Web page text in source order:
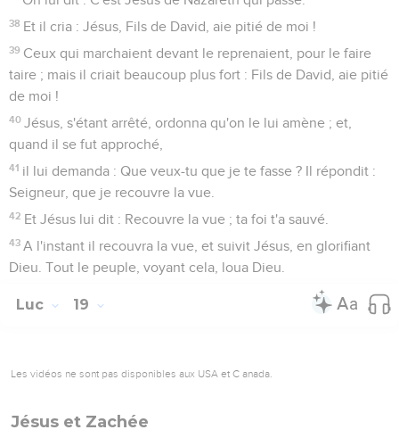
38 Et il cria : Jésus, Fils de David, aie pitié de moi !
39 Ceux qui marchaient devant le reprenaient, pour le faire
taire ; mais il criait beaucoup plus fort : Fils de David, aie pitié
de moi !
40 Jésus, s'étant arrêté, ordonna qu'on le lui amène ; et,
quand il se fut approché,
41 il lui demanda : Que veux-tu que je te fasse ? Il répondit :
Seigneur, que je recouvre la vue.
42 Et Jésus lui dit : Recouvre la vue ; ta foi t'a sauvé.
43 A l'instant il recouvra la vue, et suivit Jésus, en glorifiant
Dieu. Tout le peuple, voyant cela, loua Dieu.
Luc 19
Les vidéos ne sont pas disponibles aux USA et C anada.
Jésus et Zachée